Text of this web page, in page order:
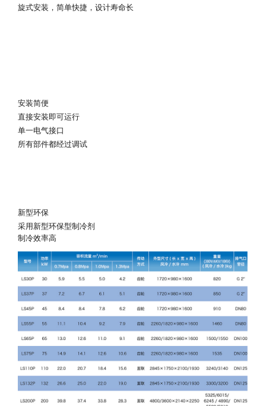
旋式安装，简单快捷，设计寿命长
安装简便
直接安装即可运行
单一电气接口
所有部件都经过调试
新型环保
采用新型环保型制冷剂
制冷效率高